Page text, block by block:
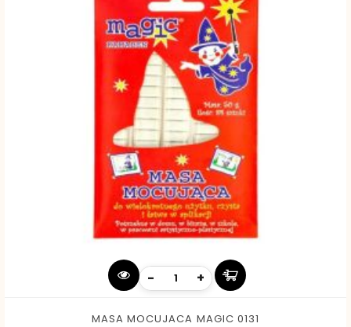
- +
MASA MOCUJACA MAGIC 0131